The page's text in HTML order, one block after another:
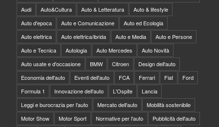
Audi
Auto&Cultura Auto & Letteratura
Auto & lifestyle
Auto d'epoca
Auto e Comunicazione
Auto ed Ecologia
Auto elettrica
Auto elettrica/ibrida Auto e Media
Auto e Persone
Auto e Tecnica
Autologia Auto Mercedes
Auto Novità
Auto usate e d'occasione
BMW Citroen
Design dell'auto
Economia dell'auto
Eventi dell'auto FCA Ferrari Fiat
Ford
Formula 1
Innovazione dell'auto L'Ospite
Lancia
Leggi e burocrazia per l'auto
Mercato dell'auto
Mobilità sostenibile
Motor Show
Motor Sport Normative per l'auto
Pubblicità dell'auto